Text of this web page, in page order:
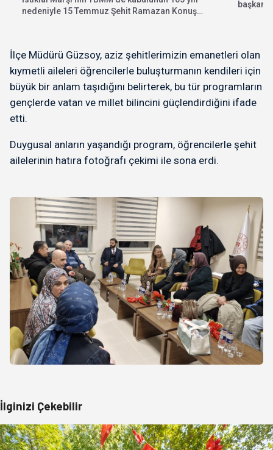
nedeniyle 15 Temmuz Şehit Ramazan Konuş
İlçe Müdürü Güzsoy, aziz şehitlerimizin emanetleri olan
kıymetli aileleri öğrencilerle buluşturmanın kendileri için
büyük bir anlam taşıdığını belirterek, bu tür programların
gençlerde vatan ve millet bilincini güçlendirdiğini ifade
etti.
Duygusal anların yaşandığı program, öğrencilerle şehit
ailelerinin hatıra fotoğrafı çekimi ile sona erdi.
İlginizi Çekebilir